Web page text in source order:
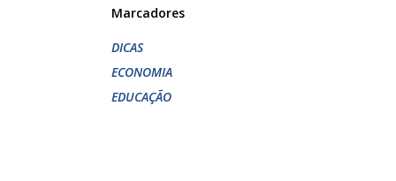
Marcadores
DICAS
ECONOMIA
EDUCAÇÃO